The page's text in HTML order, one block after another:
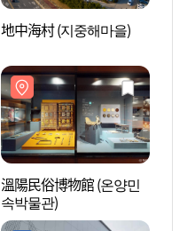
地中海村 (지중해마을)
溫陽民俗博物館 (온양민
속박물관)